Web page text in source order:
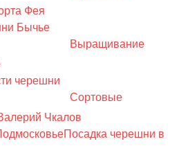
Фея
Выращивание
Сортовые
Чкалов
Посадка черешни в